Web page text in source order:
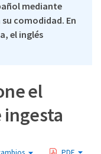
mediante
comodidad. En
el inglés
el